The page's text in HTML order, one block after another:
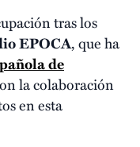
tras los
EPOCA, que ha
de
la colaboración
en esta